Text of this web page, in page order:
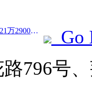
Prev:海南省は今年上半期に5521万2900人の観光客を受け入れた
Go
796号